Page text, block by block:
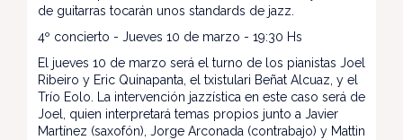
de guitarras tocarán unos standards de jazz.
4º concierto - Jueves 10 de marzo - 19:30 Hs
El jueves 10 de marzo será el turno de los pianistas Joel
Ribeiro y Eric Quinapanta, el txistulari Beñat Alcuaz, y el
Trío Eolo. La intervención jazzística en este caso será de
Joel, quien interpretará temas propios junto a Javier
Martínez (saxofón), Jorge Arconada (contrabajo) y Mattin